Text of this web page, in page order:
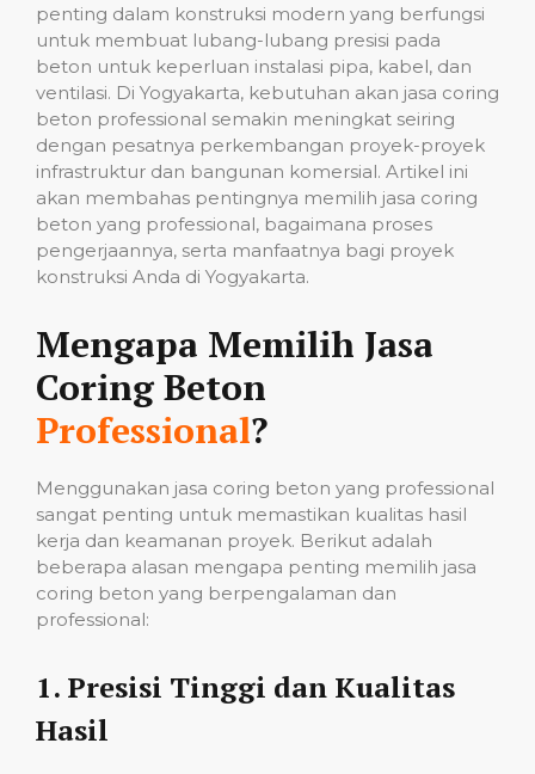
penting dalam konstruksi modern yang berfungsi
untuk membuat lubang-lubang presisi pada
beton untuk keperluan instalasi pipa, kabel, dan
ventilasi. Di Yogyakarta, kebutuhan akan jasa coring
beton professional semakin meningkat seiring
dengan pesatnya perkembangan proyek-proyek
infrastruktur dan bangunan komersial. Artikel ini
akan membahas pentingnya memilih jasa coring
beton yang professional, bagaimana proses
pengerjaannya, serta manfaatnya bagi proyek
konstruksi Anda di Yogyakarta.
Mengapa Memilih Jasa
Coring Beton
Professional?
Menggunakan jasa coring beton yang professional
sangat penting untuk memastikan kualitas hasil
kerja dan keamanan proyek. Berikut adalah
beberapa alasan mengapa penting memilih jasa
coring beton yang berpengalaman dan
professional:
1. Presisi Tinggi dan Kualitas
Hasil